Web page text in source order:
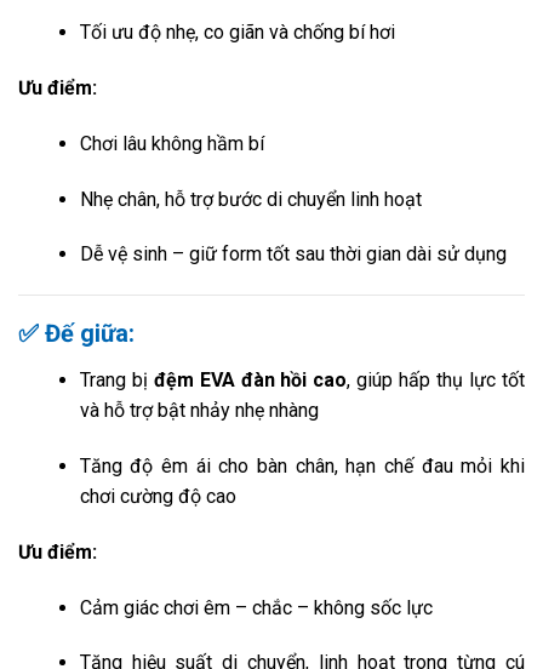
Tối ưu độ nhẹ, co giãn và chống bí hơi
Ưu điểm:
Chơi lâu không hầm bí
Nhẹ chân, hỗ trợ bước di chuyển linh hoạt
Dễ vệ sinh – giữ form tốt sau thời gian dài sử dụng
✅ Đế giữa:
Trang bị đệm EVA đàn hồi cao, giúp hấp thụ lực tốt
và hỗ trợ bật nhảy nhẹ nhàng
Tăng độ êm ái cho bàn chân, hạn chế đau mỏi khi
chơi cường độ cao
Ưu điểm:
Cảm giác chơi êm – chắc – không sốc lực
Tăng hiệu suất di chuyển, linh hoạt trong từng cú